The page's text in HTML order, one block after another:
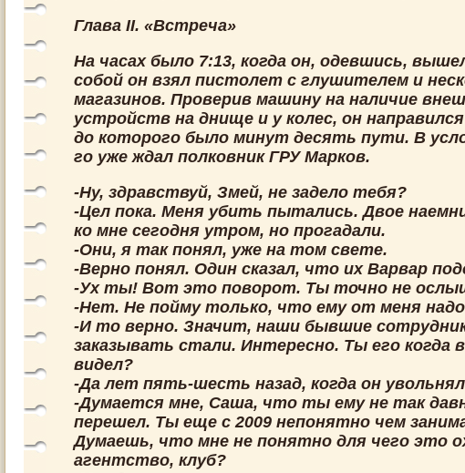
Глава II. «Встреча»
На часах было 7:13, когда он, одевшись,
собой он взял пистолет с глушителем и
магазинов. Проверив машину на наличие
устройств на днище и у колес, он направился
до которого было минут десять пути. В
го уже ждал полковник ГРУ Марков.
-Ну, здравствуй, Змей, не задело тебя?
-Цел пока. Меня убить пытались. Двое
ко мне сегодня утром, но прогадали.
-Они, я так понял, уже на том свете.
-Верно понял. Один сказал, что их Варвар
-Ух ты! Вот это поворот. Ты точно не
-Нет. Не пойму только, что ему от меня
-И то верно. Значит, наши бывшие
заказывать стали. Интересно. Ты его когда
видел?
-Да лет пять-шесть назад, когда он
-Думается мне, Саша, что ты ему не так
перешел. Ты еще с 2009 непонятно чем
Думаешь, что мне не понятно для чего это
агентство, клуб?